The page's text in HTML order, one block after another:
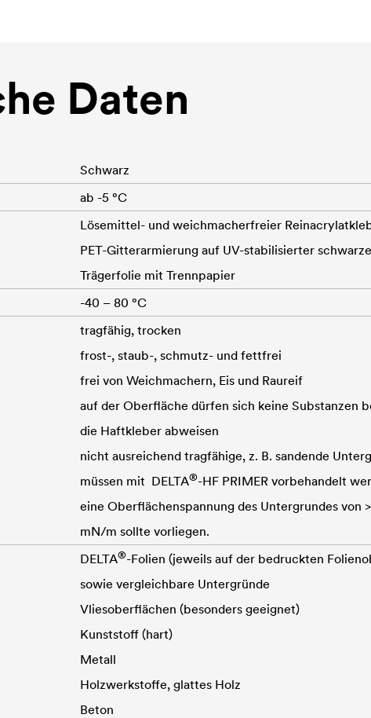
Daten
Schwarz
ab -5 °C
Lösemittel- und weichmacherfreier
PET-Gitterarmierung auf UV-stabilisierter
Trägerfolie mit Trennpapier
-40 – 80 °C
tragfähig, trocken
frost-, staub-, schmutz- und fettfrei
frei von Weichmachern, Eis und Raureif
auf der Oberfläche dürfen sich keine Substanzen
die Haftkleber abweisen
nicht ausreichend tragfähige, z. B. sandende
müssen mit DELTA®-HF PRIMER vorbehandelt
eine Oberflächenspannung des Untergrundes von
mN/m sollte vorliegen.
DELTA®-Folien (jeweils auf der bedruckten
sowie vergleichbare Untergründe
Vliesoberflächen (besonders geeignet)
Kunststoff (hart)
Metall
Holzwerkstoffe, glattes Holz
Beton